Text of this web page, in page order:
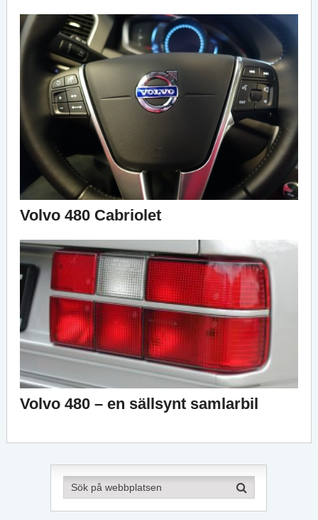
Volvo 480 Cabriolet
Volvo 480 – en sällsynt samlarbil